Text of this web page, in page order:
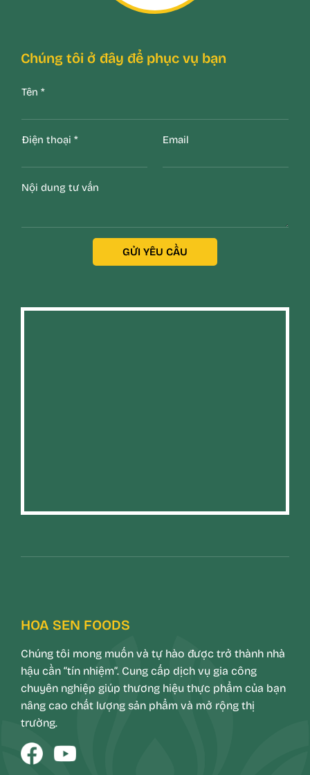
Chúng tôi ở đây để phục vụ bạn
Tên *
Điện thoại * Email
Nội dung tư vấn
GỬI YÊU CẦU
HOA SEN FOODS
Chúng tôi mong muốn và tự hào được trở thành nhà
hậu cần “tín nhiệm”. Cung cấp dịch vụ gia công
chuyên nghiệp giúp thương hiệu thực phẩm của bạn
nâng cao chất lượng sản phẩm và mở rộng thị
trường.